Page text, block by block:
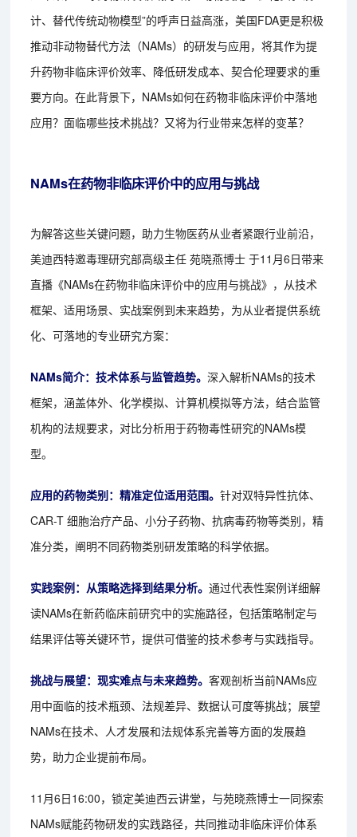
计、替代传统动物模型”的呼声日益高涨，美国FDA更是积极
推动非动物替代方法（NAMs）的研发与应用，将其作为提
升药物非临床评价效率、降低研发成本、契合伦理要求的重
要方向。在此背景下，NAMs如何在药物非临床评价中落地
应用？面临哪些技术挑战？又将为行业带来怎样的变革？
NAMs在药物非临床评价中的应用与挑战
为解答这些关键问题，助力生物医药从业者紧跟行业前沿，
美迪西特邀毒理研究部高级主任 苑晓燕博士 于11月6日带来
直播《NAMs在药物非临床评价中的应用与挑战》，从技术
框架、适用场景、实战案例到未来趋势，为从业者提供系统
化、可落地的专业研究方案：
NAMs简介：技术体系与监管趋势。深入解析NAMs的技术
框架，涵盖体外、化学模拟、计算机模拟等方法，结合监管
机构的法规要求，对比分析用于药物毒性研究的NAMs模
型。
应用的药物类别：精准定位适用范围。针对双特异性抗体、
CAR-T 细胞治疗产品、小分子药物、抗病毒药物等类别，精
准分类，阐明不同药物类别研发策略的科学依据。
实践案例：从策略选择到结果分析。通过代表性案例详细解
读NAMs在新药临床前研究中的实施路径，包括策略制定与
结果评估等关键环节，提供可借鉴的技术参考与实践指导。
挑战与展望：现实难点与未来趋势。客观剖析当前NAMs应
用中面临的技术瓶颈、法规差异、数据认可度等挑战；展望
NAMs在技术、人才发展和法规体系完善等方面的发展趋
势，助力企业提前布局。
11月6日16:00，锁定美迪西云讲堂，与苑晓燕博士一同探索
NAMs赋能药物研发的实践路径，共同推动非临床评价体系